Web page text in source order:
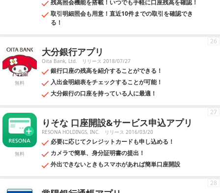
残高照会機能を搭載！いつでも手軽に口座残高を確認！
取引明細照会も用意！直近10件までの取引を確認でき
る！
無料
大分銀行アプリ
Oita Bank, Ltd. リリース 2018/07/27
銀行口座の残高を紹介することができる！
入出金明細表をチェックすることが可能！
大分銀行の口座を持っている人に最適！
26
無料
りそな 口座開設&サービス申込アプリ
RESONA HOLDINGS, INC. リリース 2016/03/20
必要に応じてクレジットカードも申し込める！
カメラで簡単、身分証明書の提出！
外出できないときもスマホがあれば簡単口座開設
27
28